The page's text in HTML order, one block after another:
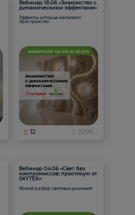
Вебинар 18.06 «Знакомство с
динамическими эффектами»
Эффекты, которые оживляют
пространство
12 2098
Вебинар 04.06 «Свет без
компромиссов: практикум от
SKYTEK»
Живой разбор световых решений